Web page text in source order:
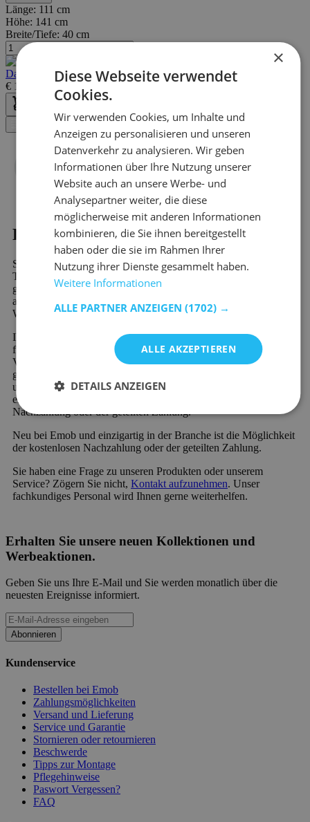
Länge: 111 cm
Höhe: 141 cm
Breite/Tiefe: 40 cm
Dallas Bücherregal - 111x40x141cm - Kiefer massiv - anthrazit
€ 135,00
Kaufen?
Sind Sie auf der Suche nach Bücherschränke für Kinder - Keine
Türen? Dann werden Sie bei Emob, Ihrem Online-Möbelshop,
garantiert finden. In unserem riesigen Sortiment finden Sie mehr
als 10.000 schöne Möbel und stimmungsvolle
Wohndekorationsprodukte.
Ihr neues Lieblingsprodukt aus der Kategorie Bücherschränke
für Kinder - Keine Türen wird schnell und preiswert verschickt.
Viele unserer Produkte sind sofort verfügbar und werden schnell
geliefert. Außerdem profitieren Sie von 60 Tagen Rückgaberecht
und einer 2-Jahres-Garantie auf alle Möbel. Neu bei Emob und
einzigartig in der Branche ist die Möglichkeit der kostenlosen
Nachzahlung oder der geteilten Zahlung.
Neu bei Emob und einzigartig in der Branche ist die Möglichkeit
der kostenlosen Nachzahlung oder der geteilten Zahlung.
Sie haben eine Frage zu unseren Produkten oder unserem
Service? Zögern Sie nicht, Kontakt aufzunehmen. Unser
fachkundiges Personal wird Ihnen gerne weiterhelfen.
Erhalten Sie unsere neuen Kollektionen und
Werbeaktionen.
Geben Sie uns Ihre E-Mail und Sie werden monatlich über die
neuesten Ereignisse informiert.
Abonnieren
Kundenservice
Bestellen bei Emob
Zahlungsmöglichkeiten
Versand und Lieferung
Service und Garantie
Stornieren oder retournieren
Beschwerde
Tipps zur Montage
Pflegehinweise
Paswort Vergessen?
FAQ
×
Diese Webseite verwendet
Cookies.
Wir verwenden Cookies, um Inhalte und
Anzeigen zu personalisieren und unseren
Datenverkehr zu analysieren. Wir geben
Informationen über Ihre Nutzung unserer
Website auch an unsere Werbe- und
Analysepartner weiter, die diese
möglicherweise mit anderen Informationen
kombinieren, die Sie ihnen bereitgestellt
haben oder die sie im Rahmen Ihrer
Nutzung ihrer Dienste gesammelt haben.
Weitere Informationen
ALLE PARTNER ANZEIGEN (1702) →
ALLE AKZEPTIEREN
DETAILS ANZEIGEN